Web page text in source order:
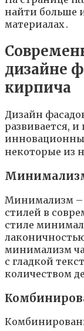
найти больше
материалах․
дизайне
кирпича
Дизайн
развивается,
некоторые из
Минимализм –
стилей в
стиле
минимализм
с гладкой
количеством